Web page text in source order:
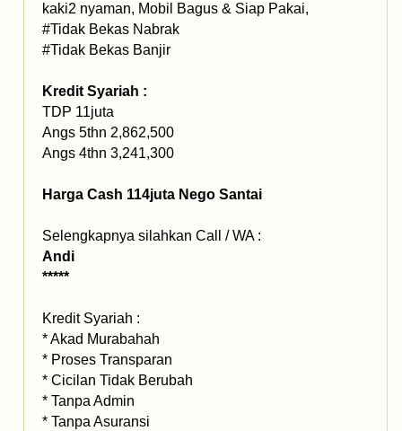
kaki2 nyaman, Mobil Bagus & Siap Pakai,
#Tidak Bekas Nabrak
#Tidak Bekas Banjir
Kredit Syariah :
TDP 11juta
Angs 5thn 2,862,500
Angs 4thn 3,241,300
Harga Cash 114juta Nego Santai
Selengkapnya silahkan Call / WA :
Andi
*****
Kredit Syariah :
* Akad Murabahah
* Proses Transparan
* Cicilan Tidak Berubah
* Tanpa Admin
* Tanpa Asuransi